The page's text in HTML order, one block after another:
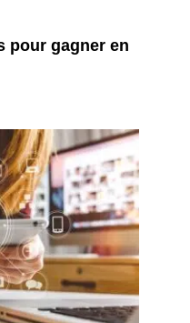
pour gagner en